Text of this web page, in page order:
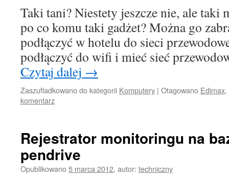
Taki tani? Niestety jeszcze nie, ale taki
po co komu taki gadżet? Można go
podłączyć w hotelu do sieci
podłączyć do wifi i mieć sieć
Czytaj dalej →
Zaszufladkowano do kategorii Komputery | Otagowano Edimax,
komentarz
Rejestrator monitoringu na
pendrive
Opublikowano5 marca 2012, autor: techniczny